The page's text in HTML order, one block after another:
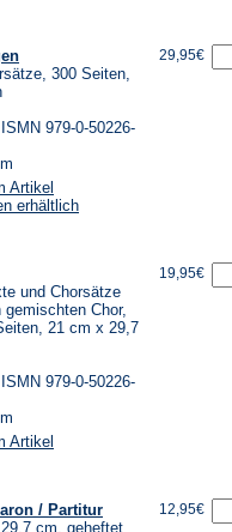
300 Seiten,
979-0-50226-
Artikel
erhältlich
29,95€
und Chorsätze
Chor,
21 cm x 29,7
979-0-50226-
Artikel
19,95€
/ Partitur
cm, geheftet
12,95€